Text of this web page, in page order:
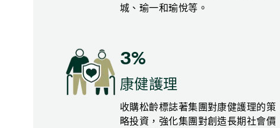
城、瑜一和瑜悅等。
3%
康健護理
收購松齡標誌著集團對康健護理的策
略投資，強化集團對創造長期社會價